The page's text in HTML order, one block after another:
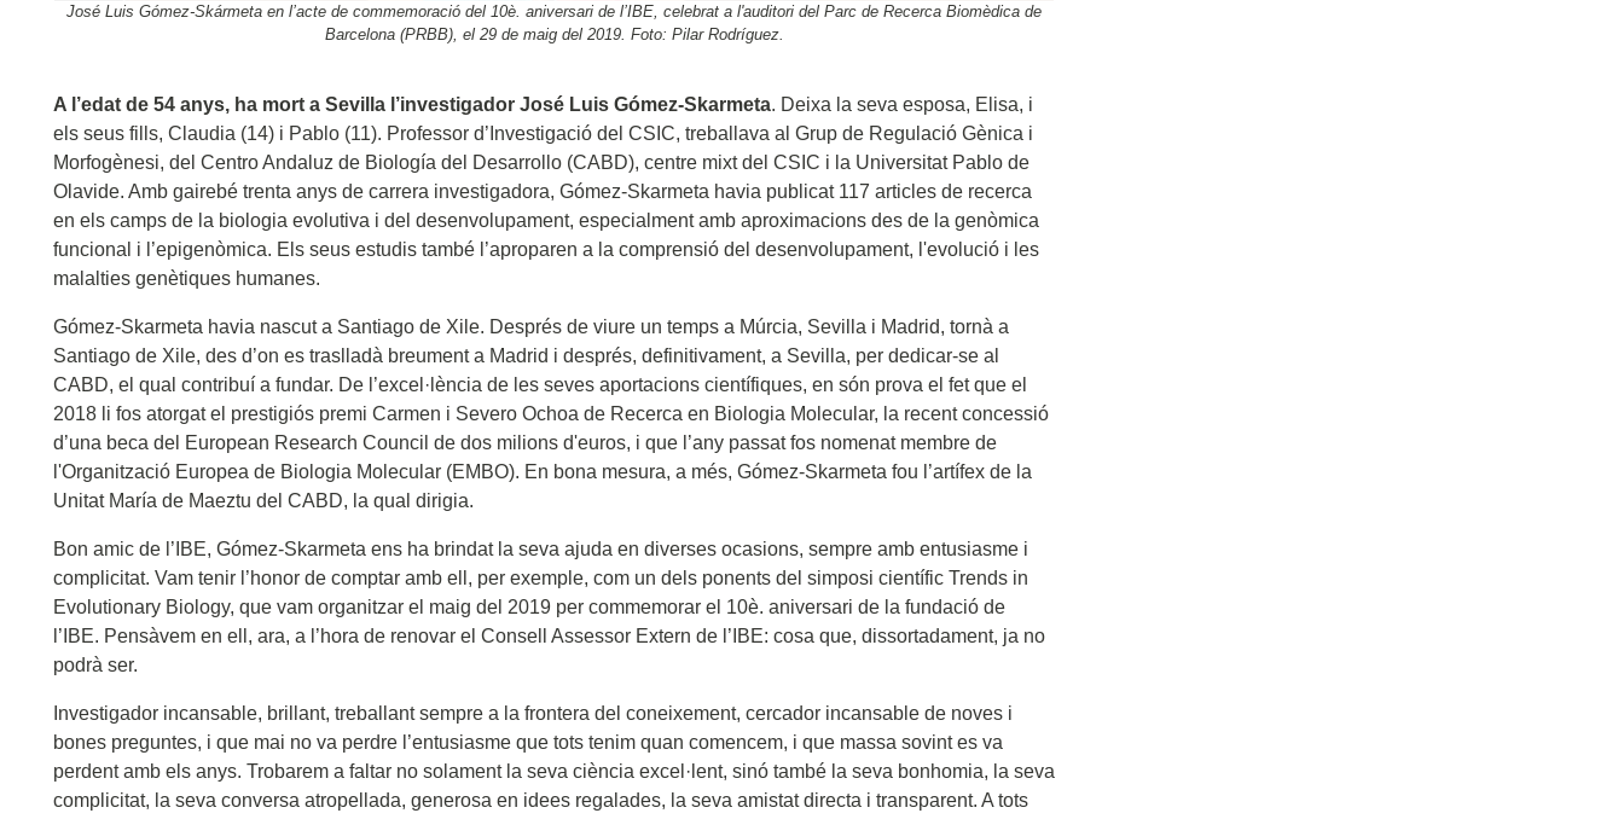
José Luis Gómez-Skármeta en l’acte de commemoració del 10è. aniversari de l’IBE, celebrat a l'auditori del Parc de Recerca Biomèdica de
Barcelona (PRBB), el 29 de maig del 2019. Foto: Pilar Rodríguez.
A l’edat de 54 anys, ha mort a Sevilla l’investigador José Luis Gómez-Skarmeta. Deixa la seva esposa, Elisa, i
els seus fills, Claudia (14) i Pablo (11). Professor d’Investigació del CSIC, treballava al Grup de Regulació Gènica i
Morfogènesi, del Centro Andaluz de Biología del Desarrollo (CABD), centre mixt del CSIC i la Universitat Pablo de
Olavide. Amb gairebé trenta anys de carrera investigadora, Gómez-Skarmeta havia publicat 117 articles de recerca
en els camps de la biologia evolutiva i del desenvolupament, especialment amb aproximacions des de la genòmica
funcional i l’epigenòmica. Els seus estudis també l’aproparen a la comprensió del desenvolupament, l'evolució i les
malalties genètiques humanes.
Gómez-Skarmeta havia nascut a Santiago de Xile. Després de viure un temps a Múrcia, Sevilla i Madrid, tornà a
Santiago de Xile, des d’on es traslladà breument a Madrid i després, definitivament, a Sevilla, per dedicar-se al
CABD, el qual contribuí a fundar. De l’excel·lència de les seves aportacions científiques, en són prova el fet que el
2018 li fos atorgat el prestigiós premi Carmen i Severo Ochoa de Recerca en Biologia Molecular, la recent concessió
d’una beca del European Research Council de dos milions d'euros, i que l’any passat fos nomenat membre de
l'Organització Europea de Biologia Molecular (EMBO). En bona mesura, a més, Gómez-Skarmeta fou l’artífex de la
Unitat María de Maeztu del CABD, la qual dirigia.
Bon amic de l’IBE, Gómez-Skarmeta ens ha brindat la seva ajuda en diverses ocasions, sempre amb entusiasme i
complicitat. Vam tenir l’honor de comptar amb ell, per exemple, com un dels ponents del simposi científic Trends in
Evolutionary Biology, que vam organitzar el maig del 2019 per commemorar el 10è. aniversari de la fundació de
l’IBE. Pensàvem en ell, ara, a l’hora de renovar el Consell Assessor Extern de l’IBE: cosa que, dissortadament, ja no
podrà ser.
Investigador incansable, brillant, treballant sempre a la frontera del coneixement, cercador incansable de noves i
bones preguntes, i que mai no va perdre l’entusiasme que tots tenim quan comencem, i que massa sovint es va
perdent amb els anys. Trobarem a faltar no solament la seva ciència excel·lent, sinó també la seva bonhomia, la seva
complicitat, la seva conversa atropellada, generosa en idees regalades, la seva amistat directa i transparent. A tots